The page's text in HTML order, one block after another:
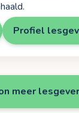
Profiel
meer